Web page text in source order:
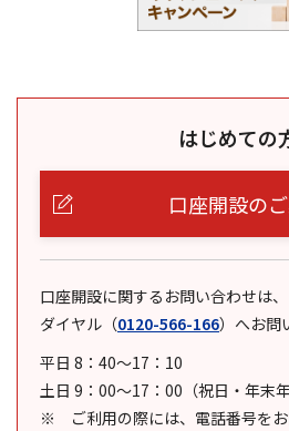
はじめての
口座開設の
口座開設に関するお問い合わせは
ダイヤル （0120-566-166） へお問
平日 8：40～17：10
土日 9：00～17：00（祝日・年末年
ご利用の際には、電話番号を